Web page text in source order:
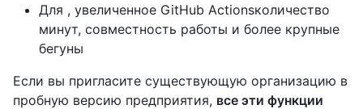
Для , увеличенное GitHub Actionsколичество
минут, совместность работы и более крупные
бегуны
Если вы пригласите существующую организацию в
пробную версию предприятия, все эти функции